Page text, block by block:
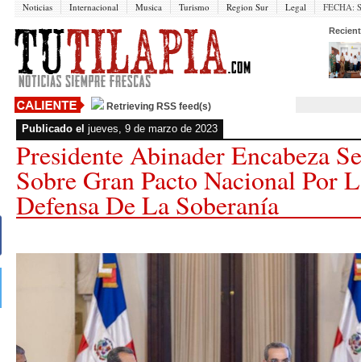
Noticias Internacional Musica Turismo Region Sur Legal FECHA:
Retrieving RSS feed(s)
Publicado el jueves, 9 de marzo de 2023
Presidente Abinader Encabeza
Sobre Gran Pacto Nacional Por
Defensa De La Soberanía